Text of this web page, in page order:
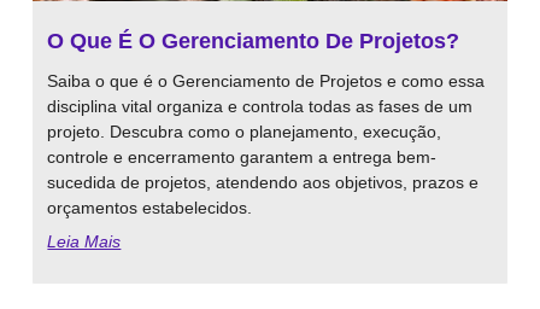
O Que É O Gerenciamento De Projetos?
Saiba o que é o Gerenciamento de Projetos e como essa
disciplina vital organiza e controla todas as fases de um
projeto. Descubra como o planejamento, execução,
controle e encerramento garantem a entrega bem-
sucedida de projetos, atendendo aos objetivos, prazos e
orçamentos estabelecidos.
Leia Mais